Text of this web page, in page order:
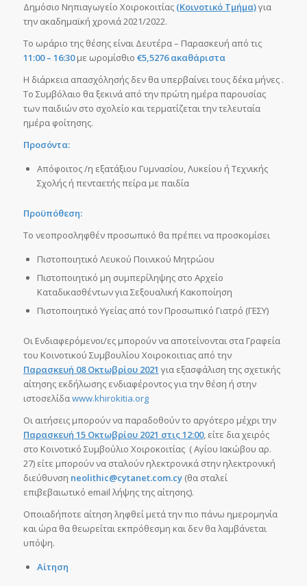
Δημόσιο Νηπιαγωγείο Χοιροκοιτίας (Κοινοτικό Τμήμα)για
την ακαδημαϊκή χρονιά 2021/2022.
Το ωράριο της θέσης είναι Δευτέρα – Παρασκευή από τις
11:00 – 16:30με ωρομίσθιο €5,5276 ακαθάριστα
Η διάρκεια απασχόλησής δεν θα υπερβαίνει τους δέκα μήνες .
Το Συμβόλαιο θα ξεκινά από την πρώτη ημέρα παρουσίας
των παιδιών στο σχολείο και τερματίζεται την τελευταία
ημέρα φοίτησης.
Προσόντα:
Απόφοιτος /η εξατάξιου Γυμνασίου, Λυκείου ή Τεχνικής
Σχολής ή πενταετής πείρα με παιδία
Προϋπόθεση:
Το νεοπροσληφθέν προσωπικό θα πρέπει να προσκομίσει
Πιστοποιητικό Λευκού Ποινικού Μητρώου
Πιστοποιητικό μη συμπερίληψης στο Αρχείο
Καταδικασθέντων για Σεξουαλική Κακοποίηση
Πιστοποιητικό Υγείας από τον Προσωπικό Γιατρό (ΓΕΣΥ)
Οι Ενδιαφερόμενοι/ες μπορούν να αποτείνονται στα Γραφεία
του Κοινοτικού Συμβουλίου Χοιροκοιτιας από την
Παρασκευή 08 Οκτωβρίου 2021 για εξασφάλιση της σχετικής
αίτησης εκδήλωσης ενδιαφέροντος για την θέση ή στην
ιστοσελίδαwww.khirokitia.org
Οι αιτήσεις μπορούν να παραδοθούν το αργότερο μέχρι την
Παρασκευή 15 Οκτωβρίου 2021 στις 12:00, είτε δια χειρός
στο Κοινοτικό Συμβούλιο Χοιροκοιτίας ( Αγίου Ιακώβου αρ.
27) είτε μπορούν να σταλούν ηλεκτρονικά στην ηλεκτρονική
διεύθυνση neolithic@cytanet.com.cy(θα σταλεί
επιβεβαιωτικό email λήψης της αίτησης).
Οποιαδήποτε αίτηση ληφθεί μετά την πιο πάνω ημερομηνία
και ώρα θα θεωρείται εκπρόθεσμη και δεν θα λαμβάνεται
υπόψη.
Αίτηση